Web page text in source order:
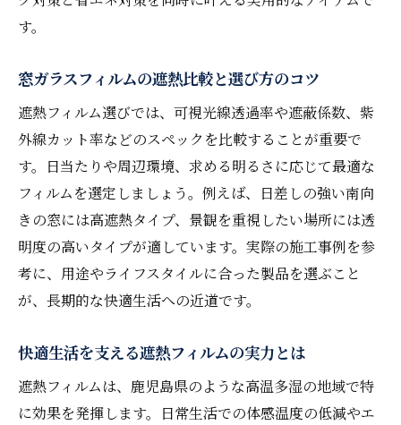
す。
窓ガラスフィルムの遮熱比較と選び方のコツ
遮熱フィルム選びでは、可視光線透過率や遮蔽係数、紫
外線カット率などのスペックを比較することが重要で
す。日当たりや周辺環境、求める明るさに応じて最適な
フィルムを選定しましょう。例えば、日差しの強い南向
きの窓には高遮熱タイプ、景観を重視したい場所には透
明度の高いタイプが適しています。実際の施工事例を参
考に、用途やライフスタイルに合った製品を選ぶこと
が、長期的な快適生活への近道です。
快適生活を支える遮熱フィルムの実力とは
遮熱フィルムは、鹿児島県のような高温多湿の地域で特
に効果を発揮します。日常生活での体感温度の低減やエ